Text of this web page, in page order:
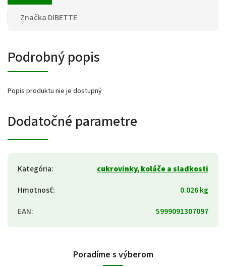
Značka DIBETTE
Podrobný popis
Popis produktu nie je dostupný
Dodatočné parametre
Kategória:
cukrovinky, koláče a sladkosti
Hmotnosť:
0.026 kg
EAN: 5999091307097
Poradíme s výberom